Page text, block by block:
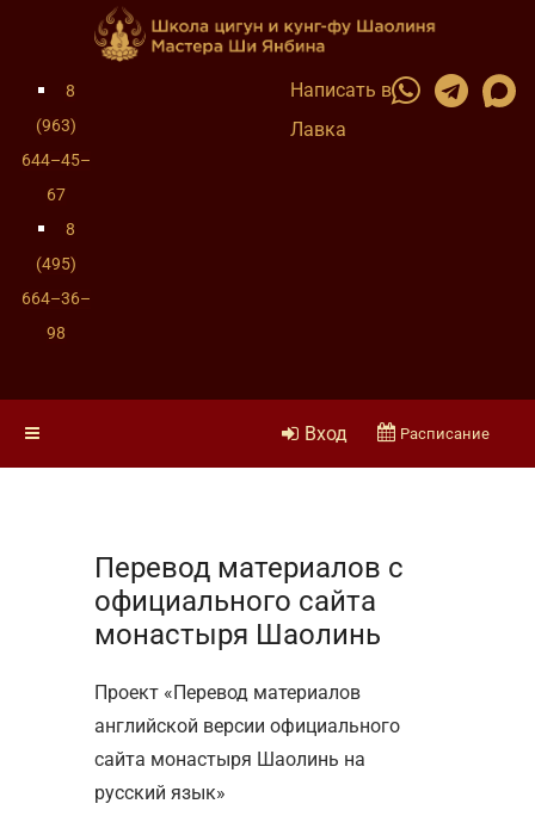
8
(963)
644–45–
67
8
(495)
664–36–
98
Написать в
Лавка
Вход Расписание
Перевод материалов с
официального сайта
монастыря Шаолинь
Проект «Перевод материалов
английской версии официального
сайта монастыря Шаолинь на
русский язык»